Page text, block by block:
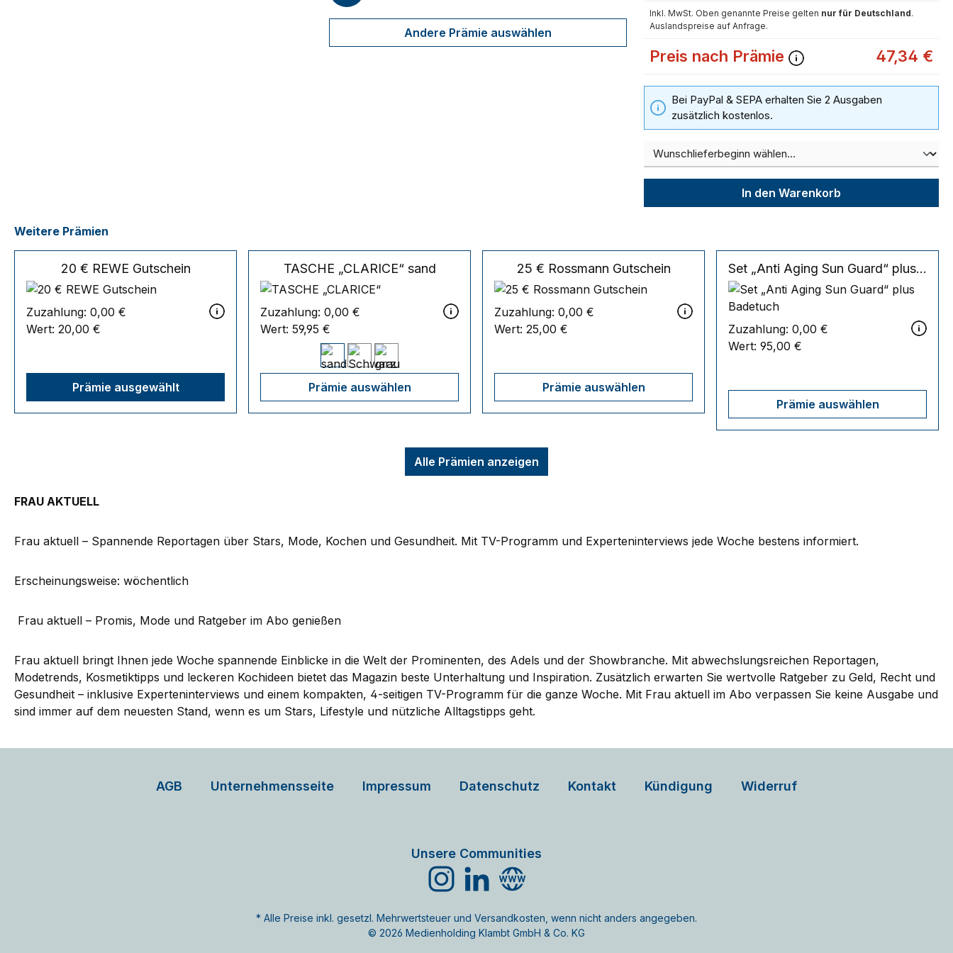
Andere Prämie auswählen
Inkl. MwSt. Oben genannte Preise gelten nur für Deutschland.
Auslandspreise auf Anfrage.
Preis nach Prämie 47,34 €
Bei PayPal & SEPA erhalten Sie 2 Ausgaben
zusätzlich kostenlos.
In den Warenkorb
Weitere Prämien
20 € REWE Gutschein
Zuzahlung: 0,00 €
Wert: 20,00 €
Prämie ausgewählt
TASCHE „CLARICE“ sand
Zuzahlung: 0,00 €
Wert: 59,95 €
Prämie auswählen
25 € Rossmann Gutschein
Zuzahlung: 0,00 €
Wert: 25,00 €
Prämie auswählen
Set „Anti Aging Sun Guard“ plus Badetuch
Zuzahlung: 0,00 €
Wert: 95,00 €
Prämie auswählen
Alle Prämien anzeigen
FRAU AKTUELL
Frau aktuell – Spannende Reportagen über Stars, Mode, Kochen und Gesundheit. Mit TV-Programm und Experteninterviews jede Woche bestens informiert.
Erscheinungsweise: wöchentlich
Frau aktuell – Promis, Mode und Ratgeber im Abo genießen
Frau aktuell bringt Ihnen jede Woche spannende Einblicke in die Welt der Prominenten, des Adels und der Showbranche. Mit abwechslungsreichen Reportagen,
Modetrends, Kosmetiktipps und leckeren Kochideen bietet das Magazin beste Unterhaltung und Inspiration. Zusätzlich erwarten Sie wertvolle Ratgeber zu Geld, Recht und
Gesundheit – inklusive Experteninterviews und einem kompakten, 4-seitigen TV-Programm für die ganze Woche. Mit Frau aktuell im Abo verpassen Sie keine Ausgabe und
sind immer auf dem neuesten Stand, wenn es um Stars, Lifestyle und nützliche Alltagstipps geht.
AGB Unternehmensseite Impressum Datenschutz Kontakt Kündigung Widerruf
Unsere Communities
InstagramLinkedInWebsite
* Alle Preise inkl. gesetzl. Mehrwertsteuer und Versandkosten, wenn nicht anders angegeben.
© 2026 Medienholding Klambt GmbH & Co. KG